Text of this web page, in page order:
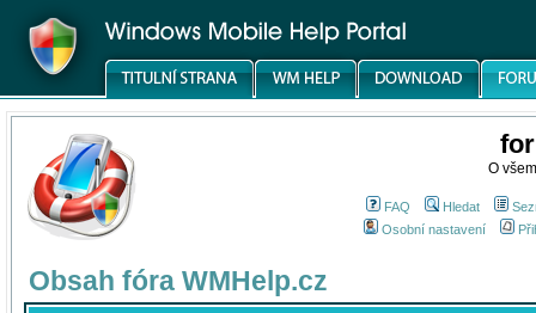
O
FAQ Hledat
Osobní nastavení
Obsah fóra WMHelp.cz